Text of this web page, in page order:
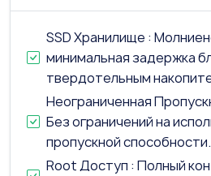
SSD Хранилище :
минимальная задержка
твердотельным
Неограниченная
Без ограничений на
пропускной способности.
Root Доступ : Полный